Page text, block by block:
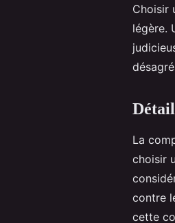
Choisir
légère.
La
choisir
contre
cette